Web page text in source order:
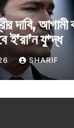
দাবি,
ই’রা’ন যু*দ্ধ
SHARIF